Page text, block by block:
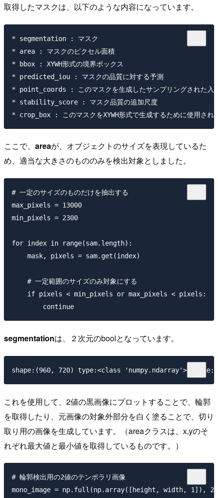
取得したマスクは、以下のような内容になっています。
* segmentation : マスク
* area : マスクのピクセル面積
* bbox : XYWH形式の境界ボックス
* predicted_iou : マスクの品質に対する予測
* point_coords : このマスクを生成したサンプリングされた入
* stability_score : マスク品質の追加尺度
ここで、 areaが、オブジェクトのサイズを表現しているた
め、適当な大きさのもののみを検出対象としました。
# 一定のサイズのものだけを抽出する
max_pixels = 13000
min_pixels = 2300
for index in range(sam.length):
    mask, pixels = sam.get(index)
    # 一定範囲のサイズのみ対象にする
    if pixels < min_pixels or max_pixels < pixels:
segmentationは、２次元のboolとなっています。
これを使用して、2値の黒画像にプロットすることで、輪郭
を取得したり、元画像の対象外部分を白く塗ることで、切り
取り用の画像を生成しています。（areaクラスは、x,yのそ
れぞれ最大値と最小値を取得しているものです。）
# 輪郭検出用の2値のテンポラリ画像
mono_image = np.full(np.array([height, width, 1]),